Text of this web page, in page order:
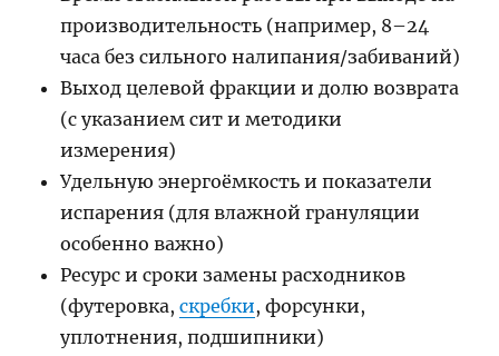
производительность (например, 8–24
часа без сильного налипания/забиваний)
Выход целевой фракции и долю возврата
(с указанием сит и методики
измерения)
Удельную энергоёмкость и показатели
испарения (для влажной грануляции
особенно важно)
Ресурс и сроки замены расходников
(футеровка,скребки, форсунки,
уплотнения, подшипники)